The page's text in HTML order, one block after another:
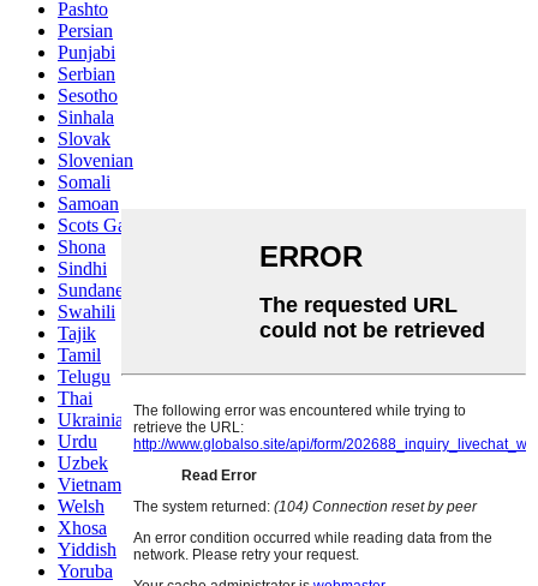
Pashto
Persian
Punjabi
Serbian
Sesotho
Sinhala
Slovak
Slovenian
Somali
Samoan
Scots Gaelic
Shona
Sindhi
Sundanese
Swahili
Tajik
Tamil
Telugu
Thai
Ukrainian
Urdu
Uzbek
Vietnamese
Welsh
Xhosa
Yiddish
Yoruba